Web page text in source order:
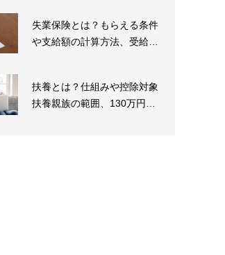
失業保険とは？もらえる条件
や支給額の計算方法、受給ま
扶養とは？仕組みや控除対象
扶養親族の範囲、130万円や